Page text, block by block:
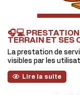
🎧💻
TERRAIN ET SES
La prestation de
visibles par les
Lire la suite